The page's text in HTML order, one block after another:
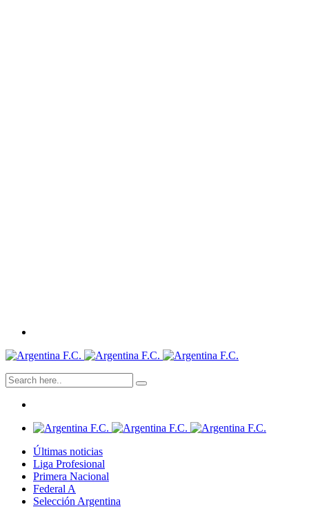
Últimas noticias
Liga Profesional
Primera Nacional
Federal A
Selección Argentina